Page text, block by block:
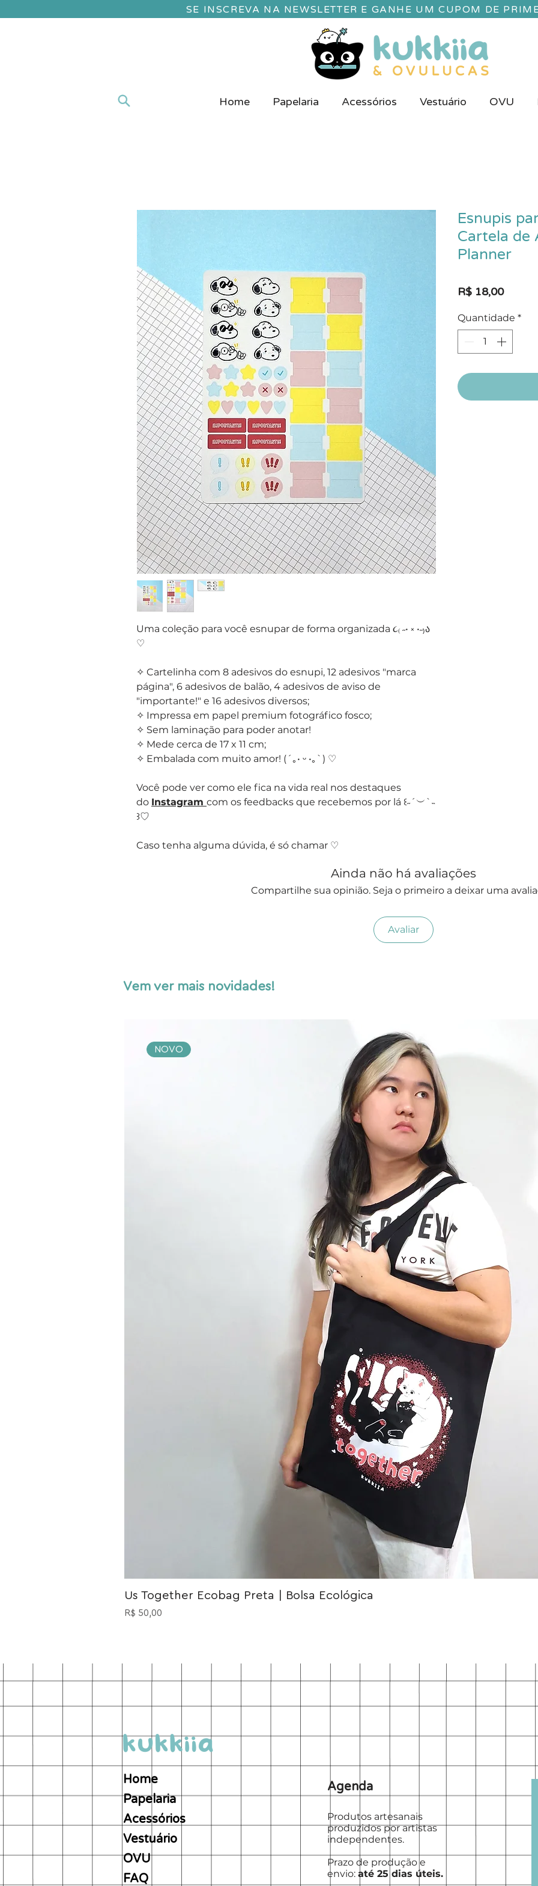
SE INSCREVA NA NEWSLETTER E GANHE UM CUPOM DE
Home Papelaria Acessórios Vestuário OVU
Uma coleção para você esnupar de forma organizada ૮₍ ˶• ༝ •˶₎ა
♡
✧ Cartelinha com 8 adesivos do esnupi, 12 adesivos "marca
página", 6 adesivos de balão, 4 adesivos de aviso de
"importante!" e 16 adesivos diversos;
✧ Impressa em papel premium fotográfico fosco;
✧ Sem laminação para poder anotar!
✧ Mede cerca de 17 x 11 cm;
✧ Embalada com muito amor! (´｡• ᵕ •｡`) ♡
Você pode ver como ele fica na vida real nos destaques
do Instagram com os feedbacks que recebemos por lá ꒰˶´︶`˵
꒱♡
Caso tenha alguma dúvida, é só chamar ♡
Esnupis
Cartela de
Planner
R$ 18,00Preço
Quantidade *
Ainda não há avaliações
Compartilhe sua opinião. Seja o primeiro a deixar uma
Avaliar
Vem ver mais novidades!
NOVO
Us Together Ecobag Preta | Bolsa Ecológica
Preço
R$ 50,00
Home
Papelaria
Acessórios
Vestuário
OVU
FAQ
Agenda
Produtos artesanais
produzidos por artistas
independentes.
Prazo de produção e
envio: até 25 dias úteis.